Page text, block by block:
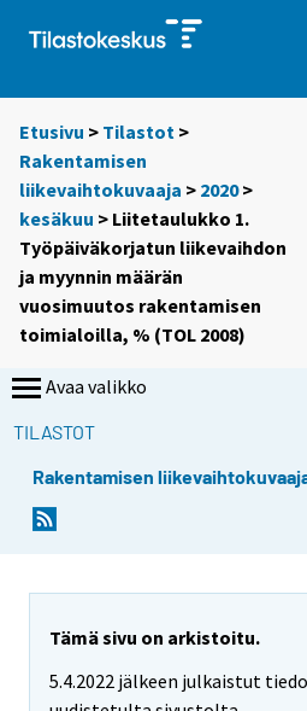
Etusivu > Tilastot >
Rakentamisen
liikevaihtokuvaaja > 2020>
kesäkuu > Liitetaulukko 1.
Työpäiväkorjatun liikevaihdon
ja myynnin määrän
vuosimuutos rakentamisen
toimialoilla, % (TOL 2008)
Avaa valikko
TILASTOT
Rakentamisen
Tämä sivu on arkistoitu.
5.4.2022 jälkeen julkaistut